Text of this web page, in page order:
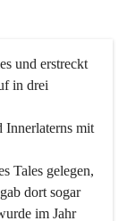
und erstreckt
in drei
Innerlaterns mit
Tales gelegen,
dort sogar
im Jahr